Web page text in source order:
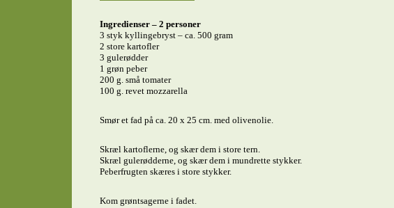
Ingredienser – 2 personer
3 styk kyllingebryst – ca. 500 gram
2 store kartofler
3 gulerødder
1 grøn peber
200 g. små tomater
100 g. revet mozzarella
Smør et fad på ca. 20 x 25 cm. med olivenolie.
Skræl kartoflerne, og skær dem i store tern.
Skræl gulerødderne, og skær dem i mundrette stykker.
Peberfrugten skæres i store stykker.
Kom grøntsagerne i fadet.